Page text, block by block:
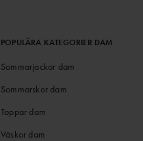
POPULÄRA KATEGORIER DAM
Sommarjackor dam
Sommarskor dam
Toppar dam
Väskor dam